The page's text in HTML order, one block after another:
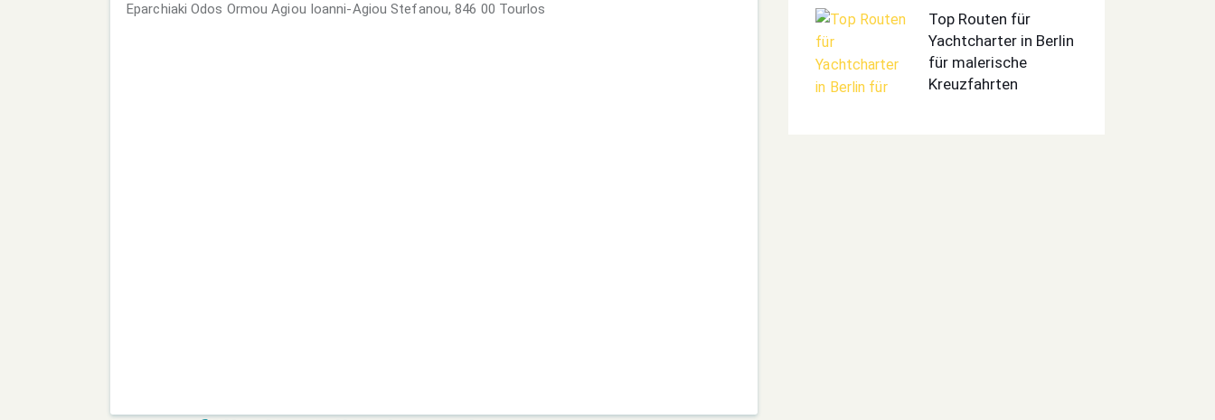
Eparchiaki Odos Ormou Agiou Ioanni-Agiou Stefanou, 846 00 Tourlos
Top Routen für
Yachtcharter in Berlin
für malerische
Kreuzfahrten